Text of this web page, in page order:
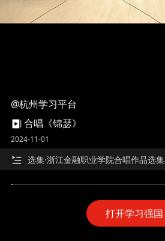
打开学习强国
@杭州学习平台
合唱《锦瑟》
2024-11-01
选集·浙江金融职业学院合唱作品选集